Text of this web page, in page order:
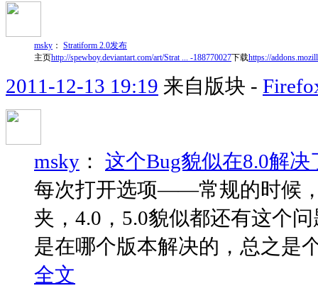
msky ： Stratiform 2.0发布
主页http://spewboy.deviantart.com/art/Strat ... -188770027下载https://
2011-12-13 19:19 来自版块 -
msky ： 这个Bug貌似在8.0解决
每次打开选项——常规的时候
夹，4.0，5.0貌似都还有这个
是在哪个版本解决的，总之是
全文